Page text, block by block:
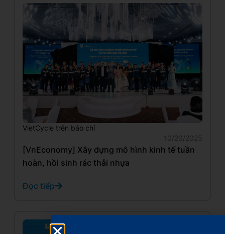
VietCycle trên báo chí
10/20/2025
[VnEconomy] Xây dựng mô hình kinh tế tuần
hoàn, hồi sinh rác thải nhựa
Đọc tiếp